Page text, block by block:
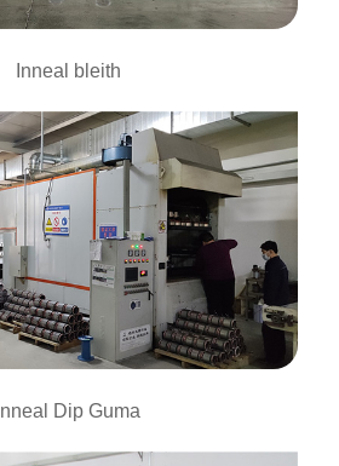
Inneal bleith
Inneal Dip Guma